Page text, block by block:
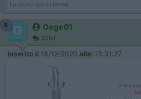
Lo stolto non sa tacere
8 Gege01
2094
Inserito il 18/12/2020 alle: 21:31:27